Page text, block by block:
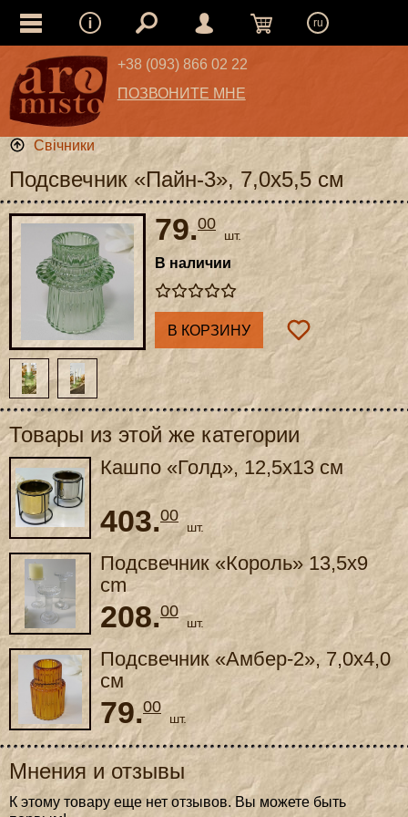
ru
+38 (093) 866 02 22
ПОЗВОНИТЕ МНЕ
Свічники
Подсвечник «Пайн-3», 7,0x5,5 см
79.00
шт.
В наличии
В КОРЗИНУ
Товары из этой же категории
Кашпо «Голд», 12,5x13 см
403.00
шт.
Подсвечник «Король» 13,5x9
сm
208.00
шт.
Подсвечник «Амбер-2», 7,0x4,0
см
79.00
шт.
Мнения и отзывы
К этому товару еще нет отзывов. Вы можете быть